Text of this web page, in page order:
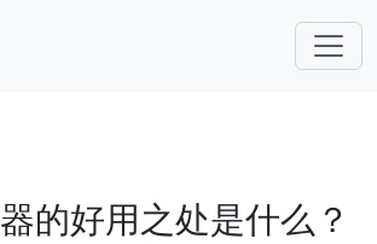
的好用之处是什么？